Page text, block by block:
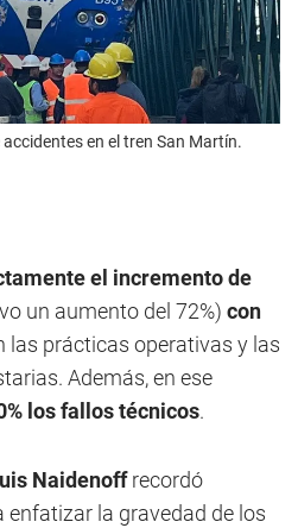
en el tren San Martín.
el incremento de
un aumento del 72%) con
las prácticas operativas y las
Además, en ese
los fallos técnicos.
Naidenoffrecordó
la gravedad de los